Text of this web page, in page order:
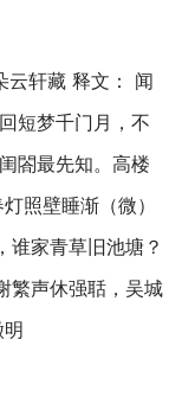
轩藏 释文： 闻
短梦千门月，不
閤最先知。高楼
照壁睡渐（微）
谁家青草旧池塘？
繁声休强聒，吴城